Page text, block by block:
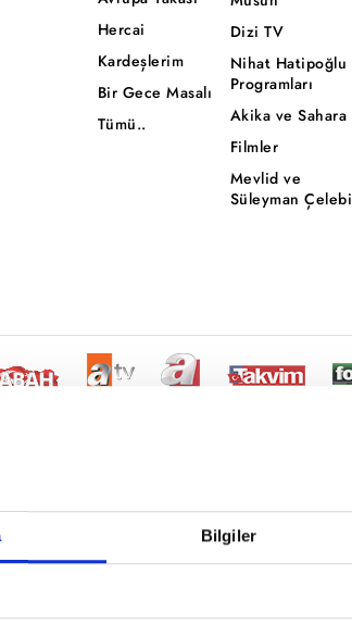
Bilgiler
Reddet
Hercai
Kardeşlerim
Bir Gece Masalı
Tümü..
Dizi TV
Nihat Hatipoğlu
Programları
Akika ve Sahara
Filmler
Mevlid ve
Süleyman Çelebi